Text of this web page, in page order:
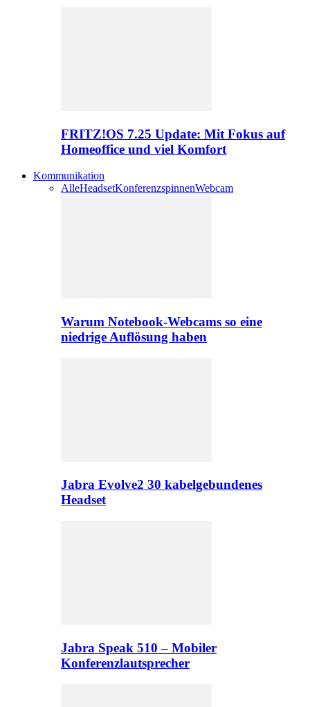
FRITZ!OS 7.25 Update: Mit Fokus auf
Homeoffice und viel Komfort
Kommunikation
AlleHeadsetKonferenzspinnenWebcam
Warum Notebook-Webcams so eine
niedrige Auflösung haben
Jabra Evolve2 30 kabelgebundenes
Headset
Jabra Speak 510 – Mobiler
Konferenzlautsprecher